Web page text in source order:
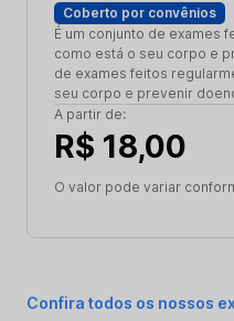
Coberto por convênios
É um conjunto de exames
como está o seu corpo e
de exames feitos
seu corpo e prevenir
A partir de:
R$ 18,00
O valor pode variar
Confira todos os nossos